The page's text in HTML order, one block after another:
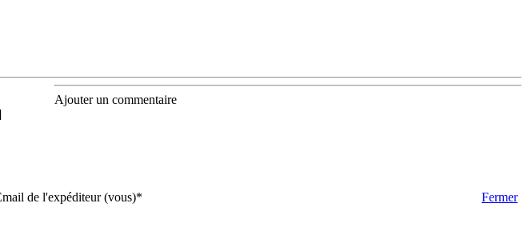
Ajouter un commentaire
Fermer
de l'expéditeur (vous)*